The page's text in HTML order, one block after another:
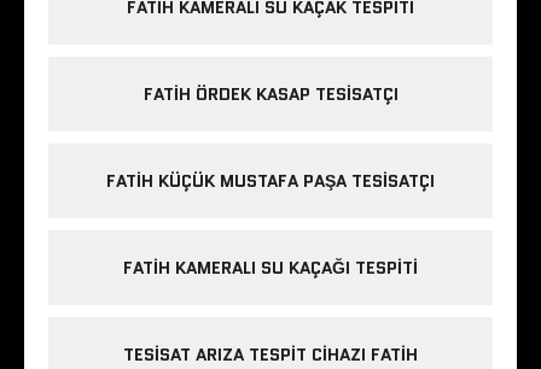
FATIH KAMERALI SU KAÇAK TESPITI
FATIH ÖRDEK KASAP TESISATÇI
FATIH KÜÇÜK MUSTAFA PAŞA TESISATÇI
FATIH KAMERALI SU KAÇAĞI TESPITI
TESISAT ARIZA TESPIT CIHAZI FATIH